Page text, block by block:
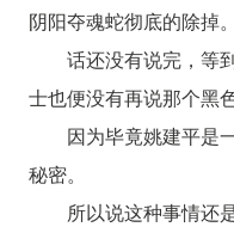
阴阳夺魂蛇彻底的除掉
话还没有说完，等
士也便没有再说那个黑
因为毕竟姚建平是
秘密。
所以说这种事情还